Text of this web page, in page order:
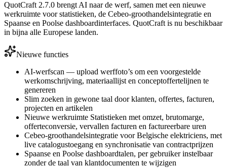
QuotCraft 2.7.0 brengt AI naar de werf, samen met een nieuwe
werkruimte voor statistieken, de Cebeo-groothandelsintegratie en
Spaanse en Poolse dashboardinterfaces. QuotCraft is nu beschikbaar
in bijna alle Europese landen.
Nieuwe functies
AI-werfscan — upload werffoto’s om een voorgestelde
werkomschrijving, materiaallijst en conceptoffertelijnen te
genereren
Slim zoeken in gewone taal door klanten, offertes, facturen,
projecten en artikelen
Nieuwe werkruimte Statistieken met omzet, brutomarge,
offerteconversie, vervallen facturen en factureerbare uren
Cebeo-groothandelsintegratie voor Belgische elektriciens, met
live catalogustoegang en synchronisatie van contractprijzen
Spaanse en Poolse dashboardtalen, per gebruiker instelbaar
zonder de taal van klantdocumenten te wijzigen